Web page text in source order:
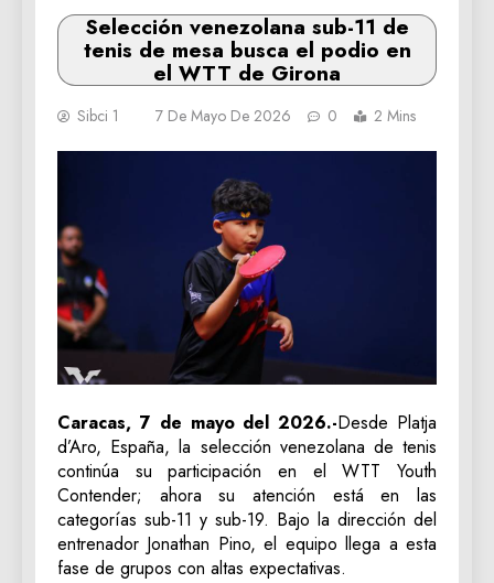
Selección venezolana sub-11 de
tenis de mesa busca el podio en
el WTT de Girona
Sibci 1 7 De Mayo De 2026 0 2 Mins
Caracas, 7 de mayo del 2026.-Desde Platja
d’Aro, España, la selección venezolana de tenis
continúa su participación en el WTT Youth
Contender; ahora su atención está en las
categorías sub-11 y sub-19. Bajo la dirección del
entrenador Jonathan Pino, el equipo llega a esta
fase de grupos con altas expectativas.